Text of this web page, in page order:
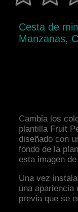
Cesta de
Manzanas,
Cambia los
plantilla Fruit
diseñado con
fondo de la
esta imagen de
Una vez
una
previa que se